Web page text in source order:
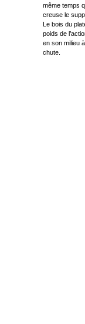
même temps
creuse le
Le bois du
poids de
en son milieu
chute.